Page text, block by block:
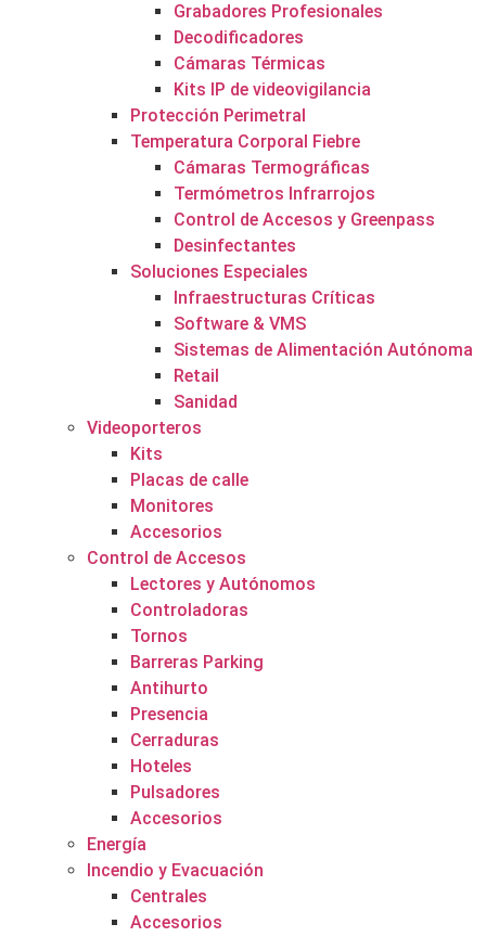
Grabadores Profesionales
Decodificadores
Cámaras Térmicas
Kits IP de videovigilancia
Protección Perimetral
Temperatura Corporal Fiebre
Cámaras Termográficas
Termómetros Infrarrojos
Control de Accesos y Greenpass
Desinfectantes
Soluciones Especiales
Infraestructuras Críticas
Software & VMS
Sistemas de Alimentación Autónoma
Retail
Sanidad
Videoporteros
Kits
Placas de calle
Monitores
Accesorios
Control de Accesos
Lectores y Autónomos
Controladoras
Tornos
Barreras Parking
Antihurto
Presencia
Cerraduras
Hoteles
Pulsadores
Accesorios
Energía
Incendio y Evacuación
Centrales
Accesorios